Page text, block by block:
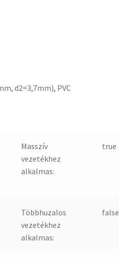
d2=3,7mm), PVC
Masszív
vezetékhez
alkalmas:
true
Többhuzalos
vezetékhez
alkalmas:
false